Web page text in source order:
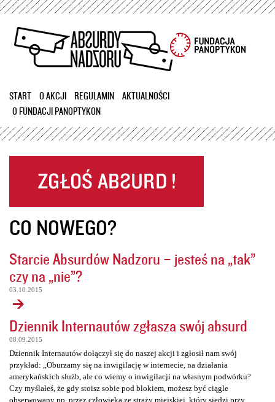
Przejdź
treści
START O AKCJI REGULAMIN
AKTUALNOŚCI
O FUNDACJI PANOPTYKON
CO NOWEGO?
Starcie Absurdów Nadzoru – jesteś na „tak”
czy na „nie”?
03.10.2015
Dziennik Internautów zgłasza swój absurd
08.09.2015
Dziennik Internautów dołączył się do naszej akcji i zgłosił nam swój
przykład: „Oburzamy się na inwigilację w internecie, na działania
amerykańskich służb, ale co wiemy o inwigilacji na własnym podwórku?
Czy myślałeś, że gdy stoisz sobie pod blokiem, możesz być ciągle
obserwowany np. przez człowieka ze straży miejskiej, który siedzi przy